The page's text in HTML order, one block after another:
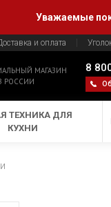
Уважаемые
и оплата
МАГАЗИН
РОССИИ
8
ТЕХНИКА ДЛЯ
КУХНИ